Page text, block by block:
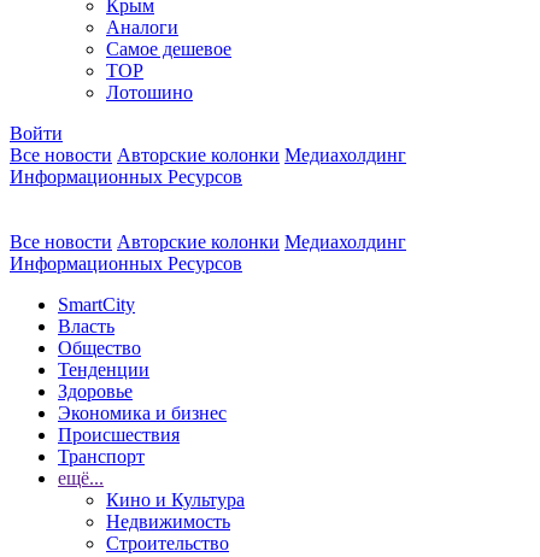
Крым
Аналоги
Самое дешевое
TOP
Лотошино
Войти
Все новости Авторские колонки Медиахолдинг
Информационных Ресурсов
Все новости Авторские колонки Медиахолдинг
Информационных Ресурсов
SmartCity
Власть
Общество
Тенденции
Здоровье
Экономика и бизнес
Происшествия
Транспорт
ещё...
Кино и Культура
Недвижимость
Строительство